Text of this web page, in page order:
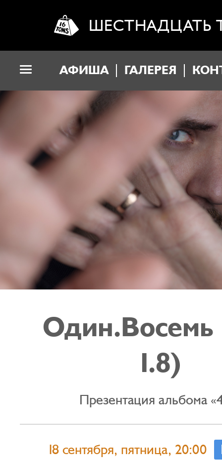
ШЕСТНАДЦАТЬ
АФИША ГАЛЕРЕЯ
Один.Восемь
1.8)
Презентация альбома
18 сентября, пятница, 20:00